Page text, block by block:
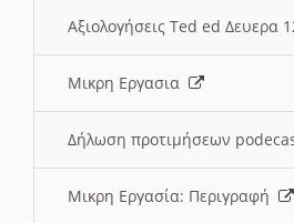
Αξιολογήσεις Ted ed Δευερα
Μικρη Εργασια
Δήλωση προτιμήσεων
Μικρη Εργασία: Περιγραφή